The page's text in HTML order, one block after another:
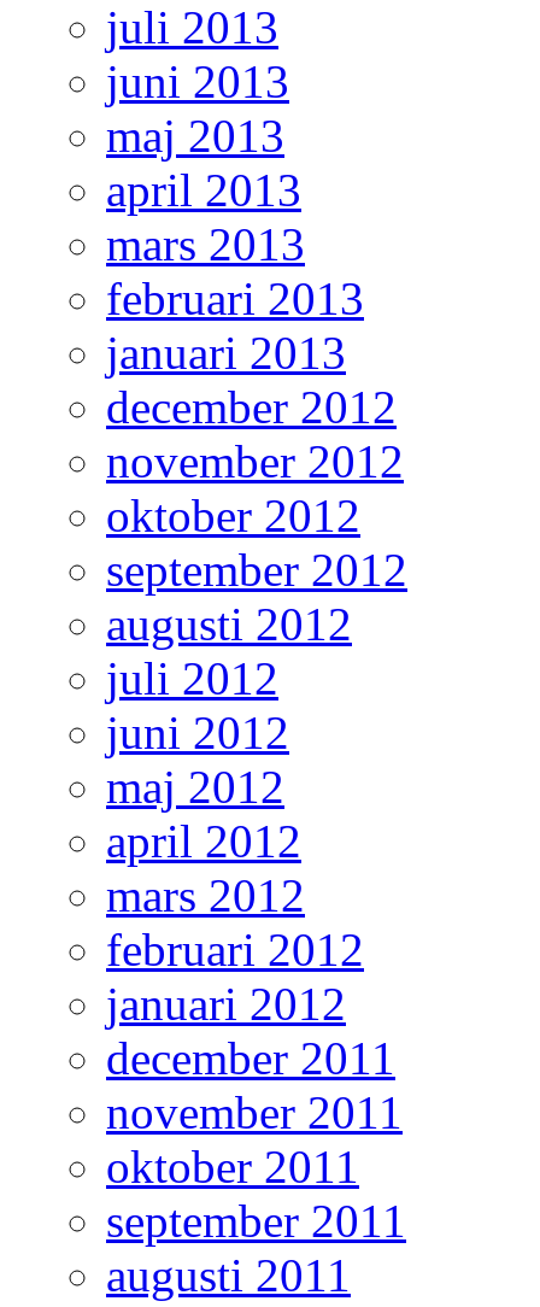
juli 2013
juni 2013
maj 2013
april 2013
mars 2013
februari 2013
januari 2013
december 2012
november 2012
oktober 2012
september 2012
augusti 2012
juli 2012
juni 2012
maj 2012
april 2012
mars 2012
februari 2012
januari 2012
december 2011
november 2011
oktober 2011
september 2011
augusti 2011